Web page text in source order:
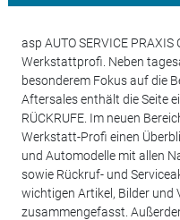
asp AUTO SERVICE
Werkstattprofi. Neben
besonderem Fokus auf die
Aftersales enthält die Seite
RÜCKRUFE. Im neuen
Werkstatt-Profi einen
und Automodelle mit allen
sowie Rückruf- und
wichtigen Artikel, Bilder und
zusammengefasst.